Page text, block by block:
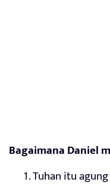
Bagaimana Daniel
Tuhan itu